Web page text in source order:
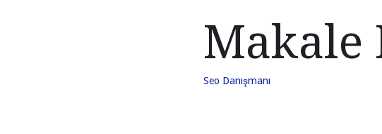
Makale
Seo Danışmanı